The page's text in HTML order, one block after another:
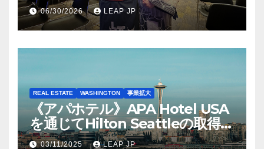
06/30/2026 LEAP JP
REAL ESTATE WASHINGTON 事業拡大
《アパホテル》APA Hotel USA
を通じてHilton Seattleの取得を
完了
03/11/2025 LEAP JP